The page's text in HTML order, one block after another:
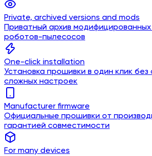
Private, archived versions and mods
Приватный архив
роботов-пылесосов
One-click installation
Установка прошивки в один клик без
сложных настроек
Manufacturer firmware
Официальные прошивки от
гарантией совместимости
For many devices